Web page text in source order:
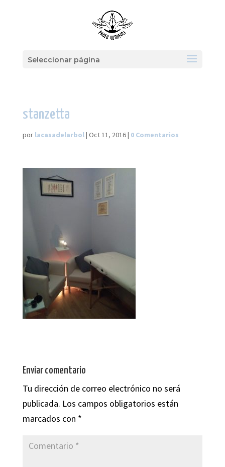
Seleccionar página
stanzetta
por lacasadelarbol| Oct 11, 2016| 0 Comentarios
Enviar comentario
Tu dirección de correo electrónico no será
publicada. Los campos obligatorios están
marcados con *